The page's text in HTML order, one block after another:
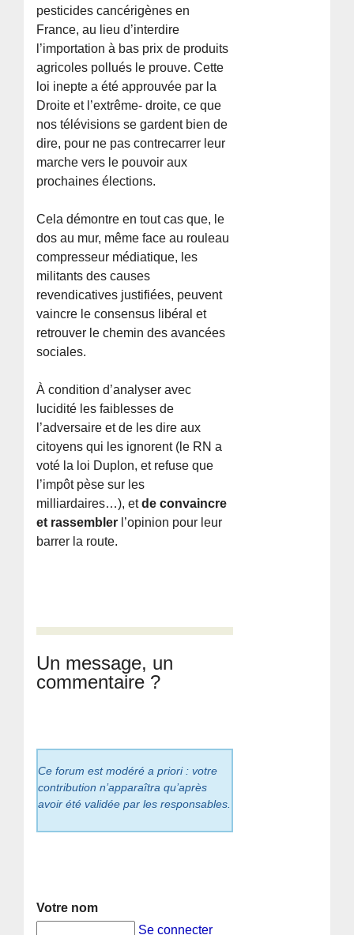
pesticides cancérigènes en
France, au lieu d’interdire
l’importation à bas prix de produits
agricoles pollués le prouve. Cette
loi inepte a été approuvée par la
Droite et l’extrême- droite, ce que
nos télévisions se gardent bien de
dire, pour ne pas contrecarrer leur
marche vers le pouvoir aux
prochaines élections.
Cela démontre en tout cas que, le
dos au mur, même face au rouleau
compresseur médiatique, les
militants des causes
revendicatives justifiées, peuvent
vaincre le consensus libéral et
retrouver le chemin des avancées
sociales.
À condition d’analyser avec
lucidité les faiblesses de
l’adversaire et de les dire aux
citoyens qui les ignorent (le RN a
voté la loi Duplon, et refuse que
l’impôt pèse sur les
milliardaires…), etde convaincre
et rassembler l’opinion pour leur
barrer la route.
Un message, un
commentaire ?
Ce forum est modéré a priori : votre
contribution n’apparaîtra qu’après
avoir été validée par les responsables.
Votre nom
Se connecter